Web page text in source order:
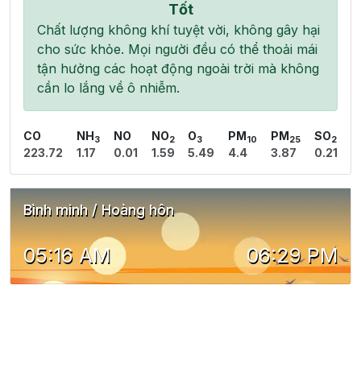
Tốt
Chất lượng không khí tuyệt vời, không gây hại
cho sức khỏe. Mọi người đều có thể thoải mái
tận hưởng các hoạt động ngoài trời mà không
cần lo lắng về ô nhiễm.
CO
223.72
NH 3
1.17
NO
0.01
NO2
1.59
O3
5.49
PM 10
4.4
PM 25
3.87
SO2
0.21
Bình minh / Hoàng hôn
05:16 AM 06:29 PM